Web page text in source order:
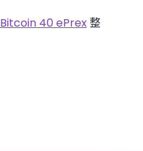
Bitcoin 40 ePrex整